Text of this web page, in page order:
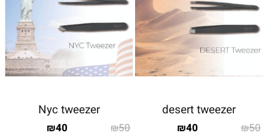
desert tweezer
₪50
₪40
Nyc tweezer
₪50
₪40